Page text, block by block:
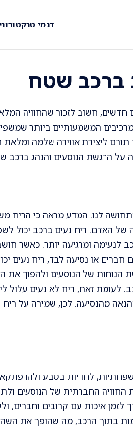
דגמי
ברכב שטח
חדשים, חשוב לזכור שהחוויה
המשמעותיים ביותר
ליצירת אווירה שלמה ומלאת
על הרגשת הנוסעים והנהג ברכב
לנו. המדע מראה כי הריח
של האדם. ריח נעים ברכב יכול
לנעימה ומרגיעה יותר. כאשר
או נסיעה לבד, ריח נעים
הנוחות של הנוסעים ולהפוך את
לעומת זאת, ריח לא נעים עלול
מהנסיעה. לכן, שמירה על
לחוויות בטבע
החוויה החברתית של הנוסעים
לזמן איכות עם קרובים וחברים,
בתוך הרכב, מה שהופך את